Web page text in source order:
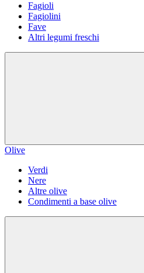
Fagioli
Fagiolini
Fave
Altri legumi freschi
Olive
Verdi
Nere
Altre olive
Condimenti a base olive